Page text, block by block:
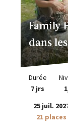
Family
dans
Durée
7 jrs
25 juil.
21 places